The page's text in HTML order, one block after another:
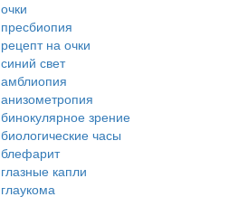
очки
пресбиопия
рецепт на очки
синий свет
амблиопия
анизометропия
бинокулярное зрение
биологические часы
блефарит
глазные капли
глаукома